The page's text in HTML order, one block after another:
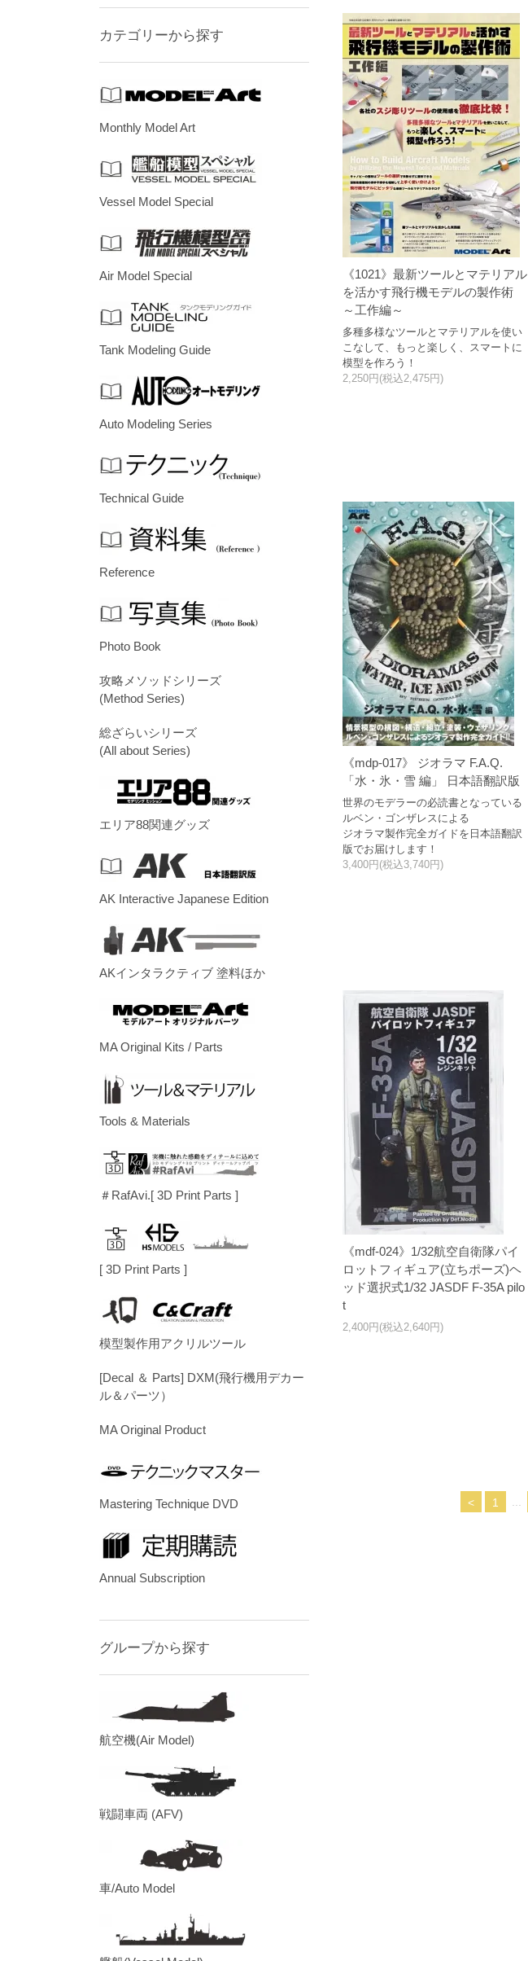
《1021》最新ツールとマテリアル
を活かす飛行機モデルの製作術
～工作編～
多種多様なツールとマテリアルを使い
こなして、もっと楽しく、スマートに
模型を作ろう！
2,250円(税込2,475円)
《mdp-017》 ジオラマ F.A.Q.
「水・氷・雪 編」 日本語翻訳版
世界のモデラーの必読書となっている
ルベン・ゴンザレスによる
ジオラマ製作完全ガイドを日本語翻訳
版でお届けします！
3,400円(税込3,740円)
《mdf-024》1/32航空自衛隊パイ
ロットフィギュア(立ちポーズ)ヘ
ッド選択式1/32 JASDF F-35A pilo
t
2,400円(税込2,640円)
< 1
カテゴリーから探す
Monthly Model Art
Vessel Model Special
Air Model Special
Tank Modeling Guide
Auto Modeling Series
Technical Guide
Reference
Photo Book
攻略メソッドシリーズ
(Method Series)
総ざらいシリーズ
(All about Series)
エリア88関連グッズ
AK Interactive Japanese Edition
AKインタラクティブ 塗料ほか
MA Original Kits / Parts
Tools & Materials
＃RafAvi.[ 3D Print Parts ]
[ 3D Print Parts ]
模型製作用アクリルツール
[Decal ＆ Parts] DXM(飛行機用デカー
ル＆パーツ）
MA Original Product
Mastering Technique DVD
Annual Subscription
グループから探す
航空機(Air Model)
戦闘車両 (AFV)
車/Auto Model